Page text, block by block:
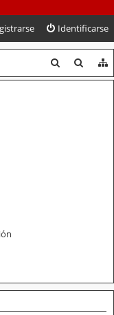
Identificarse
u
u